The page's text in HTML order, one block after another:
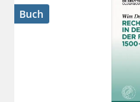
Buch